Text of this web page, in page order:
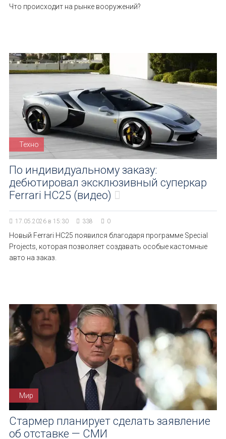
Что происходит на рынке вооружений?
Техно
По индивидуальному заказу:
дебютировал эксклюзивный суперкар
Ferrari HC25 (видео)
17.05.2026 в 15:30 338 0
Новый Ferrari HC25 появился благодаря программе Special
Projects, которая позволяет создавать особые кастомные
авто на заказ.
Мир
Стармер планирует сделать заявление
об отставке — СМИ